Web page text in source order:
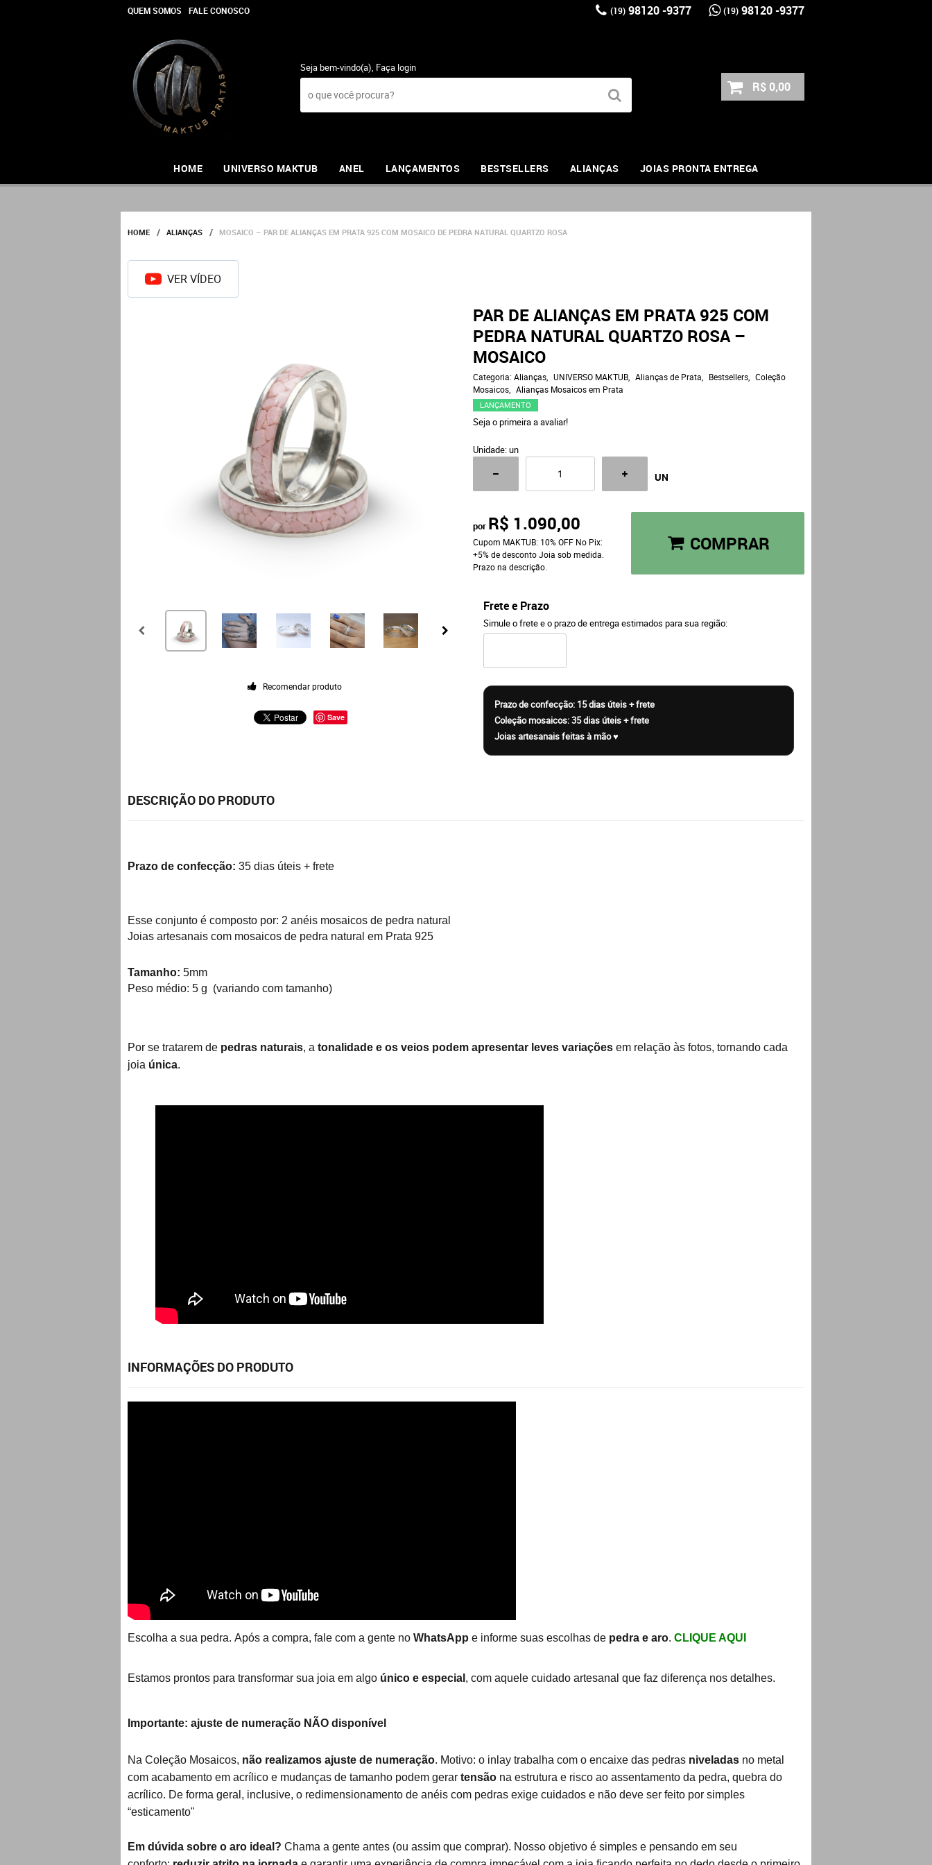
QUEM SOMOS FALE CONOSCO (19) 98120 -9377 (19) 98120 -9377
Seja bem-vindo(a), Faça login
R$ 0,00
HOME UNIVERSO MAKTUB ANEL LANÇAMENTOS BESTSELLERS ALIANÇAS JOIAS PRONTA ENTREGA
HOME ALIANÇAS MOSAICO – PAR DE ALIANÇAS EM PRATA 925 COM MOSAICO DE PEDRA NATURAL QUARTZO ROSA
VER VÍDEO
Recomendar produto
Save
PAR DE ALIANÇAS EM PRATA 925 COM
PEDRA NATURAL QUARTZO ROSA –
MOSAICO
Categoria: Alianças UNIVERSO MAKTUB Alianças de Prata Bestsellers
Coleção
Mosaicos
Alianças Mosaicos em Prata
LANÇAMENTO
Seja o primeira a avaliar!
Unidade: un
UN
por R$ 1.090,00
Cupom MAKTUB: 10% OFF No Pix:
+5% de desconto Joia sob medida.
Prazo na descrição.
COMPRAR
Frete e Prazo
Simule o frete e o prazo de entrega estimados para sua região:
DESCRIÇÃO DO PRODUTO
Prazo de confecção: 35 dias úteis + frete
Esse conjunto é composto por: 2 anéis mosaicos de pedra natural
Joias artesanais com mosaicos de pedra natural em Prata 925
Tamanho: 5mm
Peso médio: 5 g (variando com tamanho)
Por se tratarem de pedras naturais, a tonalidade e os veios podem apresentar leves variações em relação às fotos, tornando cada
joia única.
INFORMAÇÕES DO PRODUTO
Escolha a sua pedra. Após a compra, fale com a gente no WhatsApp e informe suas escolhas de pedra e aro. CLIQUE AQUI
Estamos prontos para transformar sua joia em algo único e especial , com aquele cuidado artesanal que faz diferença nos detalhes.
Importante: ajuste de numeração NÃO disponível
Na Coleção Mosaicos, não realizamos ajuste de numeração. Motivo: o inlay trabalha com o encaixe das pedras niveladas no metal
com acabamento em acrílico e mudanças de tamanho podem gerar tensão na estrutura e risco ao assentamento da pedra, quebra do
acrílico. De forma geral, inclusive, o redimensionamento de anéis com pedras exige cuidados e não deve ser feito por simples
“esticamento"
Em dúvida sobre o aro ideal? Chama a gente antes (ou assim que comprar). Nosso objetivo é simples e pensando em seu